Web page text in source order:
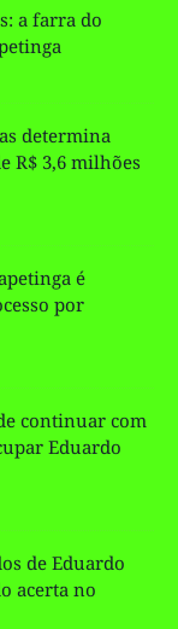
a farra do
determina
R$ 3,6 milhões
é
por
continuar com
Eduardo
de Eduardo
acerta no